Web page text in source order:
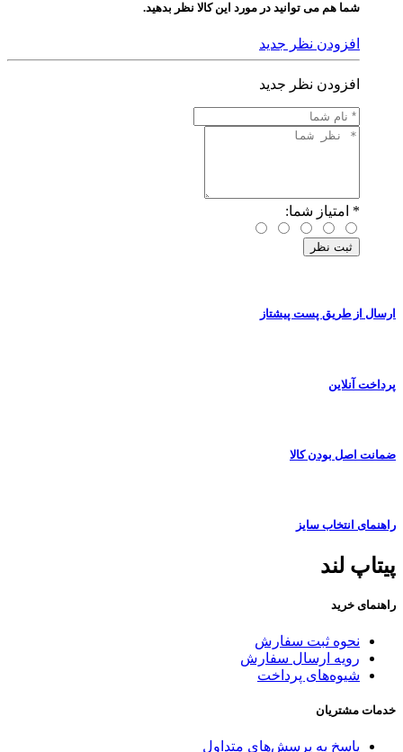
شما هم می توانید در مورد این کالا نظر بدهید.
افزودن نظر جدید
افزودن نظر جدید
* امتیاز شما:
ارسال از طریق پست پیشتاز
پرداخت آنلاین
ضمانت اصل بودن کالا
راهنمای انتخاب سایز
پیتاپ لند
راهنمای خرید
نحوه ثبت سفارش
رویه ارسال سفارش
شیوه‌های پرداخت
خدمات مشتریان
پاسخ به پرسش‌های متداول